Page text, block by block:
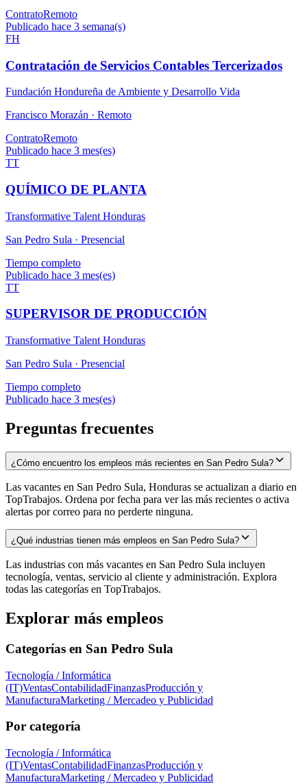
ContratoRemoto
Publicado hace 3 semana(s)
FH
Contratación de Servicios Contables Tercerizados
Fundación Hondureña de Ambiente y Desarrollo Vida
Francisco Morazán · Remoto
ContratoRemoto
Publicado hace 3 mes(es)
TT
QUÍMICO DE PLANTA
Transformative Talent Honduras
San Pedro Sula · Presencial
Tiempo completo
Publicado hace 3 mes(es)
TT
SUPERVISOR DE PRODUCCIÓN
Transformative Talent Honduras
San Pedro Sula · Presencial
Tiempo completo
Publicado hace 3 mes(es)
Preguntas frecuentes
¿Cómo encuentro los empleos más recientes en San Pedro Sula?
Las vacantes en San Pedro Sula, Honduras se actualizan a diario en
TopTrabajos. Ordena por fecha para ver las más recientes o activa
alertas por correo para no perderte ninguna.
¿Qué industrias tienen más empleos en San Pedro Sula?
Las industrias con más vacantes en San Pedro Sula incluyen
tecnología, ventas, servicio al cliente y administración. Explora
todas las categorías en TopTrabajos.
Explorar más empleos
Categorías en San Pedro Sula
Tecnología / Informática
(IT)VentasContabilidadFinanzasProducción y
ManufacturaMarketing / Mercadeo y Publicidad
Por categoría
Tecnología / Informática
(IT)VentasContabilidadFinanzasProducción y
ManufacturaMarketing / Mercadeo y Publicidad